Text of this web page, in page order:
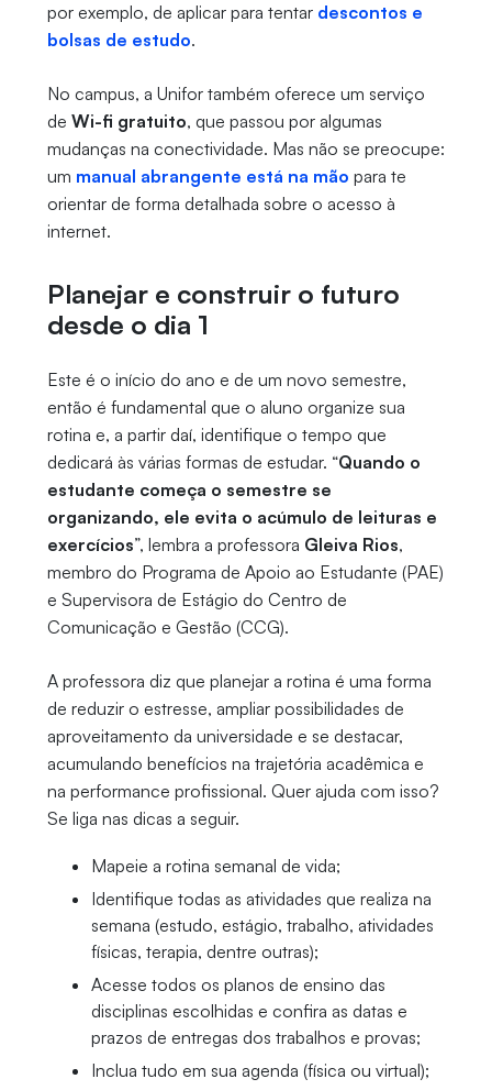
por exemplo, de aplicar para tentar descontos e
bolsas de estudo.
No campus, a Unifor também oferece um serviço
de Wi-fi gratuito, que passou por algumas
mudanças na conectividade. Mas não se preocupe:
um manual abrangente está na mão para te
orientar de forma detalhada sobre o acesso à
internet.
Planejar e construir o futuro
desde o dia 1
Este é o início do ano e de um novo semestre,
então é fundamental que o aluno organize sua
rotina e, a partir daí, identifique o tempo que
dedicará às várias formas de estudar. “Quando o
estudante começa o semestre se
organizando, ele evita o acúmulo de leituras e
exercícios”, lembra a professora Gleiva Rios,
membro do Programa de Apoio ao Estudante (PAE)
e Supervisora de Estágio do Centro de
Comunicação e Gestão (CCG).
A professora diz que planejar a rotina é uma forma
de reduzir o estresse, ampliar possibilidades de
aproveitamento da universidade e se destacar,
acumulando benefícios na trajetória acadêmica e
na performance profissional. Quer ajuda com isso?
Se liga nas dicas a seguir.
Mapeie a rotina semanal de vida;
Identifique todas as atividades que realiza na
semana (estudo, estágio, trabalho, atividades
físicas, terapia, dentre outras);
Acesse todos os planos de ensino das
disciplinas escolhidas e confira as datas e
prazos de entregas dos trabalhos e provas;
Inclua tudo em sua agenda (física ou virtual);